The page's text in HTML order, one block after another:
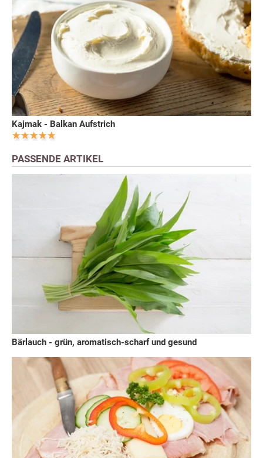
Kajmak - Balkan Aufstrich
PASSENDE ARTIKEL
Bärlauch - grün, aromatisch-scharf und gesund